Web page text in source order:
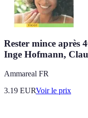
Rester mince après
Inge Hofmann,
Ammareal FR
3.19 EURVoir le prix